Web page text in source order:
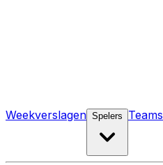
Weekverslagen Spelers Teams